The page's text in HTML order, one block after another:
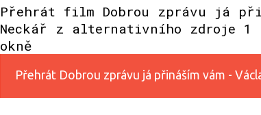
Přehrát film Dobrou zprávu já
Neckář z alternativního zdroje 1
okně
Přehrát Dobrou zprávu já přináším vám -